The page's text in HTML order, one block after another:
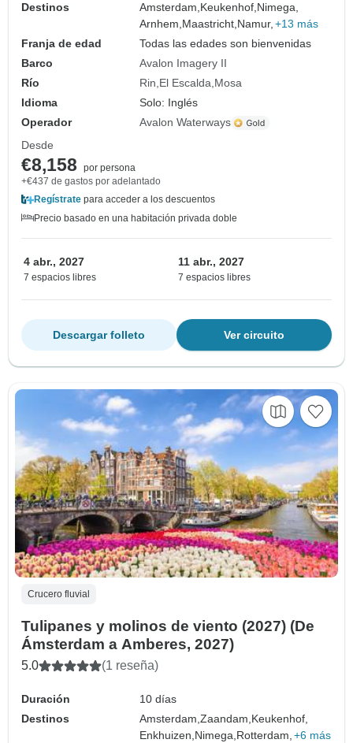
Destinos
Amsterdam,Keukenhof,Nimega,
Arnhem,Maastricht,Namur, +13 más
Franja de edad
Todas las edades son bienvenidas
Barco
Avalon Imagery II
Río
Rin El Escalda Mosa
Idioma
Solo: Inglés
Operador
Avalon Waterways
Desde
€8,158
por persona
+€437 de gastos por adelantado
Regístrate para acceder a los descuentos
Precio basado en una habitación privada doble
4 abr., 2027
7 espacios libres
11 abr., 2027
7 espacios libres
Ver circuito
Descargar folleto
Crucero fluvial
Tulipanes y molinos de viento (2027) (De
Ámsterdam a Amberes, 2027)
5.0 (1 reseña)
Duración
10 días
Destinos
Amsterdam,Zaandam,Keukenhof,
Enkhuizen,Nimega,Rotterdam, +6 más